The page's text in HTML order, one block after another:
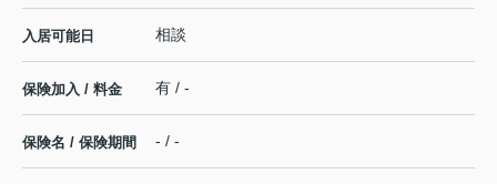
入居可能日 相談
保険加入 / 料金 有 / -
保険名 / 保険期間 - / -